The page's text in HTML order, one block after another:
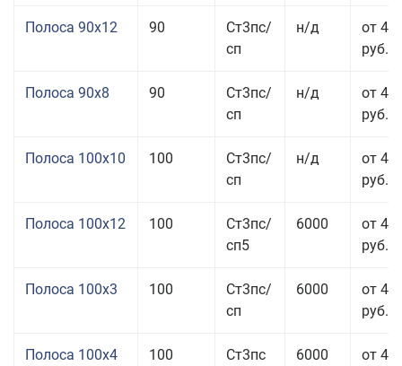
Полоса 90x12 90
Ст3пс/
сп
н/д
от 42
руб.
Полоса 90x8 90
Ст3пс/
сп
н/д
от 42
руб.
Полоса 100x10 100
Ст3пс/
сп
н/д
от 41
руб.
Полоса 100x12 100
Ст3пс/
сп5
6000
от 45
руб.
Полоса 100x3 100
Ст3пс/
сп
6000
от 46
руб.
Полоса 100x4 100 Ст3пс 6000
от 46